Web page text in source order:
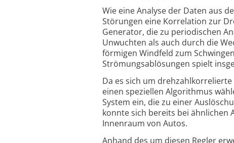
Wie eine Analyse der Daten aus
Störungen eine Korrelation zur
Generator, die zu periodischen
Unwuchten als auch durch die
förmigen Windfeld zum
Strömungs­ablösungen spielt
Da es sich um
einen speziellen Algo­rithmus
System ein, die zu einer
konnte sich bereits bei ähnlichen
Innenraum von Autos.
Anhand des um diesen Regler